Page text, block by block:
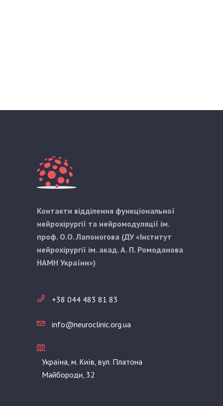
Контакти відділення функціональної
нейрохірургії та нейромодуляції ім.
проф. О.О. Лапоногова (ДУ «Інститут
нейрохірургії ім. акад. А. П. Ромоданова
НАМН України»)
+38 044 483 81 83
info@neuroclinic.org.ua
Україна, м. Київ, вул. Платона
Майбороди, 32